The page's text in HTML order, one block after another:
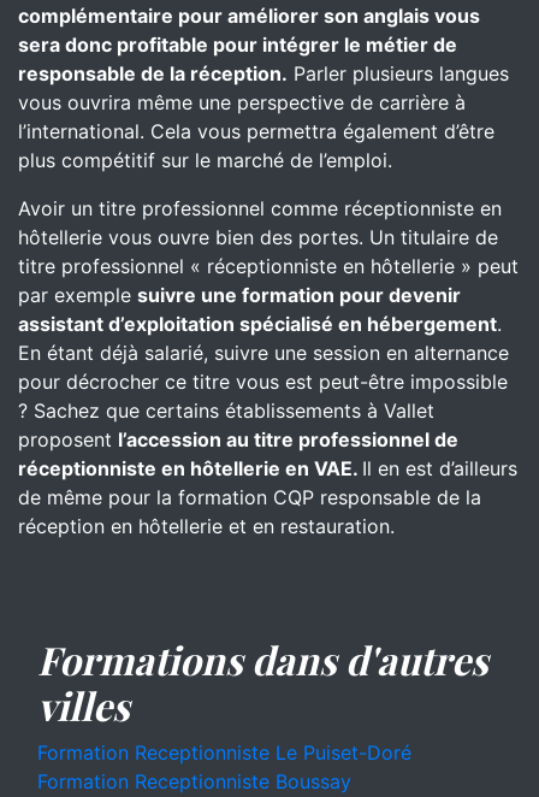
complémentaire pour améliorer son anglais vous
sera donc profitable pour intégrer le métier de
responsable de la réception. Parler plusieurs langues
vous ouvrira même une perspective de carrière à
l’international. Cela vous permettra également d’être
plus compétitif sur le marché de l’emploi.
Avoir un titre professionnel comme réceptionniste en
hôtellerie vous ouvre bien des portes. Un titulaire de
titre professionnel « réceptionniste en hôtellerie » peut
par exemple suivre une formation pour devenir
assistant d’exploitation spécialisé en hébergement.
En étant déjà salarié, suivre une session en alternance
pour décrocher ce titre vous est peut-être impossible
? Sachez que certains établissements à Vallet
proposent l’accession au titre professionnel de
réceptionniste en hôtellerie en VAE. Il en est d’ailleurs
de même pour la formation CQP responsable de la
réception en hôtellerie et en restauration.
Formations dans d'autres
villes
Formation Receptionniste Le Puiset-Doré
Formation Receptionniste Boussay